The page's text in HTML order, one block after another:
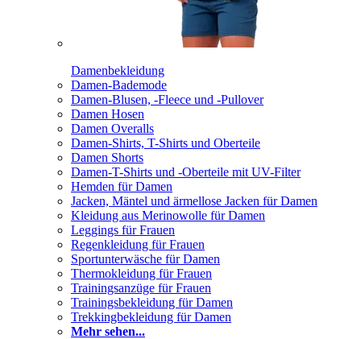
Damenbekleidung
Damen-Bademode
Damen-Blusen, -Fleece und -Pullover
Damen Hosen
Damen Overalls
Damen-Shirts, T-Shirts und Oberteile
Damen Shorts
Damen-T-Shirts und -Oberteile mit UV-Filter
Hemden für Damen
Jacken, Mäntel und ärmellose Jacken für Damen
Kleidung aus Merinowolle für Damen
Leggings für Frauen
Regenkleidung für Frauen
Sportunterwäsche für Damen
Thermokleidung für Frauen
Trainingsanzüge für Frauen
Trainingsbekleidung für Damen
Trekkingbekleidung für Damen
Mehr sehen...